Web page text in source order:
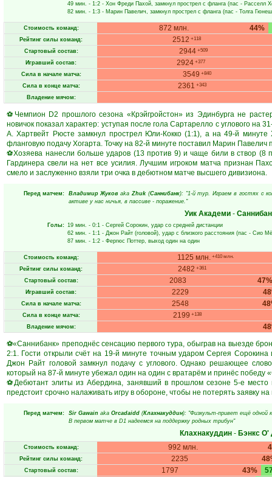
49 мин. - 1:2 - Хон Фреди Пахой, замкнул прострел с фланга (пас - Расселл
82 мин. - 1:3 - Марин Павелич, замкнул прострел с фланга (пас - Толга Гюнеш
Стоимость команд: 44%
872 млн.
Рейтинг силы команд: 2512 +118
Стартовый состав: 2944 +509
Игравший состав: 2924 +377
Сила в начале матча: 3549 +840
Сила в конце матча: 2361 +343
Владение мячом:
⚽Чемпион D2 прошлого сезона «Крэйгройстон» из Эдинбурга не
новичок показал характер: уступая после гола Сартарелло с углового
А. Хартвейт Рюсте замкнул прострел Юли-Кокко (1:1), а на 49-й
фланговую подачу Хогарта. Точку на 82-й минуте поставил Марин
⚽Хозяева нанесли больше ударов (13 против 9) и чаще били в створ
Гардинера свели на нет все усилия. Лучшим игроком матча признан
смело и заслуженно взяли три очка в дебютном матче высшего дивизиона.
Перед матчем: Владимир Жуков aka Zhuk (Саннибанк): "1-й тур. Играем в гостях с
активе у нас ничья, в пассиве - поражение."
Уик Академи -
Голы: 19 мин. - 0:1 - Сергей Сорокин, удар со средней дистанции
62 мин. - 1:1 - Джон Райт (головой), удар с близкого расстояния (пас - Сио
87 мин. - 1:2 - Фергюс Поттер, выход один на один
Стоимость команд: 1125 млн. +410 млн.
Рейтинг силы команд: 2482 +361
Стартовый состав: 47%
2083
Игравший состав: 2229
Сила в начале матча: 2548
Сила в конце матча: 2199 +138
Владение мячом:
⚽«Саннибанк» преподнёс сенсацию первого тура, обыграв на выезде
2:1. Гости открыли счёт на 19-й минуте точным ударом Сергея
Джон Райт головой замкнул подачу с углового. Однако решающее
который на 87-й минуте убежал один на один с вратарём и принёс победу
⚽Дебютант элиты из Абердина, занявший в прошлом сезоне 5-е место
предстоит срочно налаживать игру в обороне, чтобы не потерять заявку
Перед матчем: Sir Gawain aka Orcadaidd (Клахнакуддин): "Физкульт-привет ещё одной
В первом матче в D1 надеемся на поддержку родных трибун"
Клахнакуддин - Бэнкс О'
Стоимость команд: 992 млн.
Рейтинг силы команд: 2235
Стартовый состав: 43%
1797